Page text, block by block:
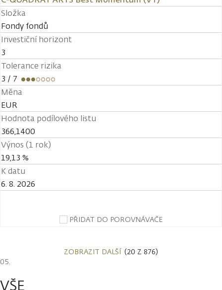
Složka
Fondy fondů
Investiční horizont
3
Tolerance rizika
3 / 7
Měna
EUR
Hodnota podílového listu
366,1400
Výnos (1 rok)
19,13 %
K datu
6. 8. 2026
PŘIDAT DO POROVNÁVAČE
ZOBRAZIT DALŠÍ (20 Z 876)
VŠE